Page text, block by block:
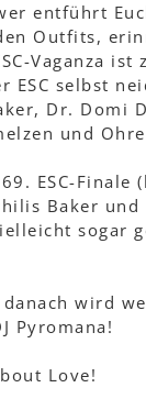
entführt
Outfits,
Vaganza
ESC selbst
Dr. Domi
und
ESC-Finale
Baker
sogar
wird
Pyromana!
Love!